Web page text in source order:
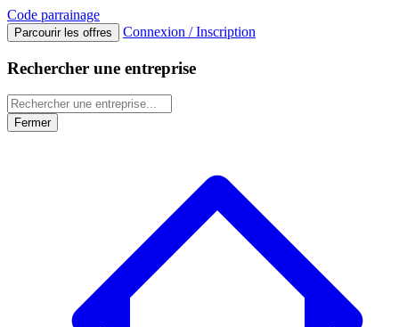
Code parrainage
Parcourir les offres Connexion / Inscription
Rechercher une entreprise
Fermer